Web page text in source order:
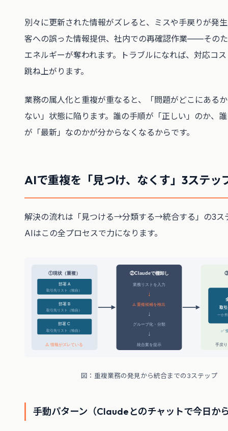
別々に更新された情報がズレると、ミスや手戻りが発
客への誤った情報提供、社内での再確認作業——その
エネルギーが奪われます。トラブルになれば、対応コ
跳ね上がります。
業務の属人化と重複が重なると、「問題がどこにある
ない」状態に陥ります。誰の手順が「正しい」のか、
が「最新」なのかが分からなくなるからです。
AIで重複を「見つけ、なくす」3ステッ
解決の流れは「見つける→分類する→統合する」の3ス
AIはこの全プロセスで力になります。
①現状（重複）
部署 A
取引先リスト（独自）
部署 B
取引先リスト（独自）
部署 C
取引先リスト（独自）
⚠️ 情報がズレている
②Claudeで棚卸し
業務リストを入力
↓
⚠️ 重複候補を検出
↓
グループ化・分類
↓
統合案を提示
③
取
一か
✅
手戻
図：重複業務の発見から統合までの3ステップ
手動パターン（Claudeとのチャットで今日か